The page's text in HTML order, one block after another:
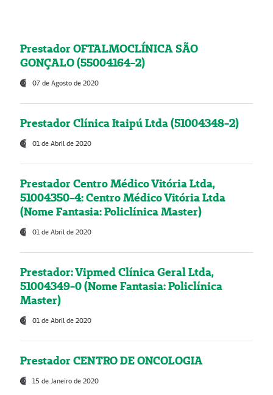
Prestador OFTALMOCLÍNICA SÃO
GONÇALO (55004164-2)
07 de Agosto de 2020
Prestador Clínica Itaipú Ltda (51004348-2)
01 de Abril de 2020
Prestador Centro Médico Vitória Ltda,
51004350-4: Centro Médico Vitória Ltda
(Nome Fantasia: Policlínica Master)
01 de Abril de 2020
Prestador: Vipmed Clínica Geral Ltda,
51004349-0 (Nome Fantasia: Policlínica
Master)
01 de Abril de 2020
Prestador CENTRO DE ONCOLOGIA
15 de Janeiro de 2020